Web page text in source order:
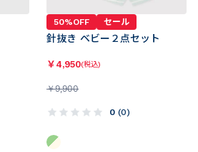
50%OFF セール
針抜き ベビー２点セット
￥ 4,950(税込)
￥9,900
0 (0)